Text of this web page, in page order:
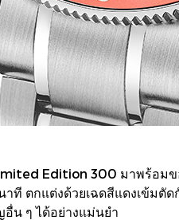
Edition 300 มาพร้อมข
ตกแต่งด้วยเฉดสีแดงเข้มตั
น ๆ ได้อย่างแม่นยำ